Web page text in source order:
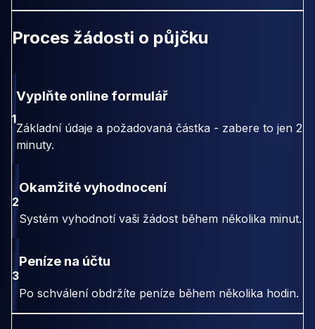
Proces žádosti o půjčku
1
Vyplňte online formulář
Základní údaje a požadovaná částka - zabere to jen 2
minuty.
2
Okamžité vyhodnocení
Systém vyhodnotí vaši žádost během několika minut.
3
Peníze na účtu
Po schválení obdržíte peníze během několika hodin.